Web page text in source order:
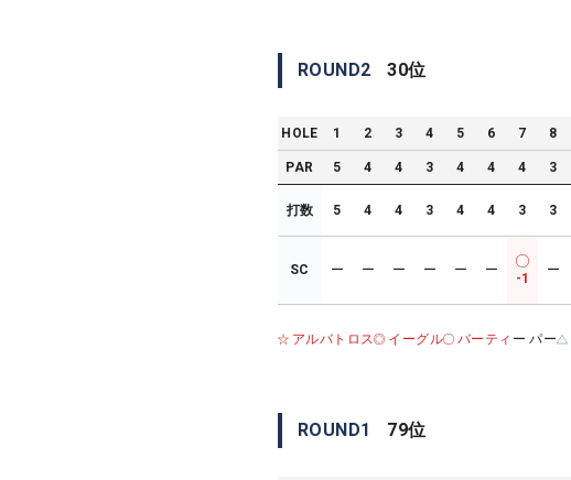
ROUND2 30位
HOLE 1 2 3 4 5 6 7 8
PAR 5 4 4 3 4 4 4 3
打数 5 4 4 3 4 4 3 3
SC ー ー ー ー ー ー
-1
ー
アルバトロス イーグル バーティ ー パー
ROUND1 79位